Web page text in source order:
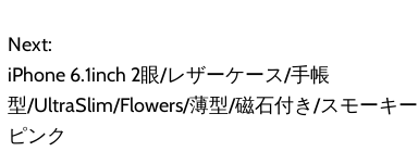
Next:
iPhone 6.1inch 2眼/レザーケース/手帳
型/UltraSlim/Flowers/薄型/磁石付き/スモーキー
ピンク